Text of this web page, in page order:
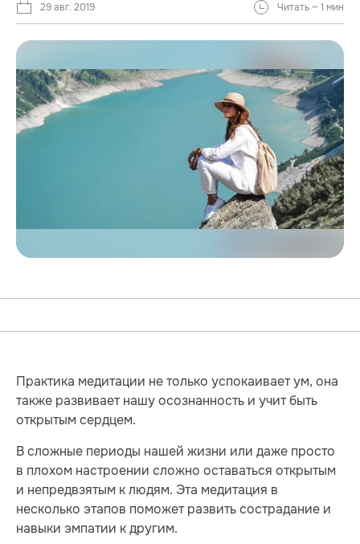
29 авг. 2019 Читать ~ 1 мин
Практика медитации не только успокаивает ум, она
также развивает нашу осознанность и учит быть
открытым сердцем.
В сложные периоды нашей жизни или даже просто
в плохом настроении сложно оставаться открытым
и непредвзятым к людям. Эта медитация в
несколько этапов поможет развить сострадание и
навыки эмпатии к другим.